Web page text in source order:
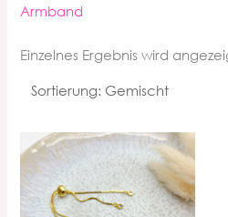
Armband
Einzelnes Ergebnis wird